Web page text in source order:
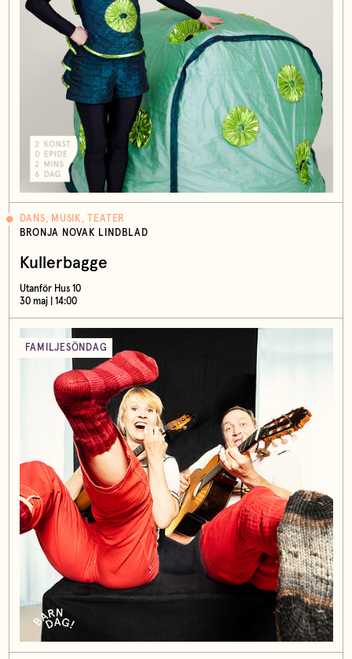
DANS, MUSIK, TEATER
BRONJA NOVAK LINDBLAD
Kullerbagge
Utanför Hus 10
30 maj | 14:00
FAMILJESÖNDAG